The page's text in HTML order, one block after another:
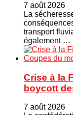
7 août 2026
La
transport
également …
Crise à la
boycott
7 août 2026